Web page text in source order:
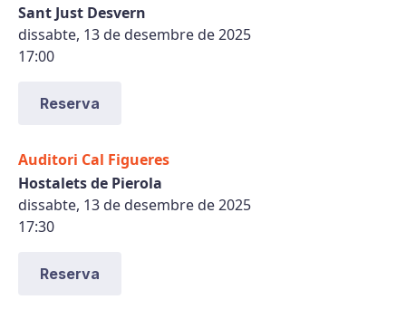
Sant Just Desvern
dissabte, 13 de desembre de 2025
17:00
Reserva
Auditori Cal Figueres
Hostalets de Pierola
dissabte, 13 de desembre de 2025
17:30
Reserva